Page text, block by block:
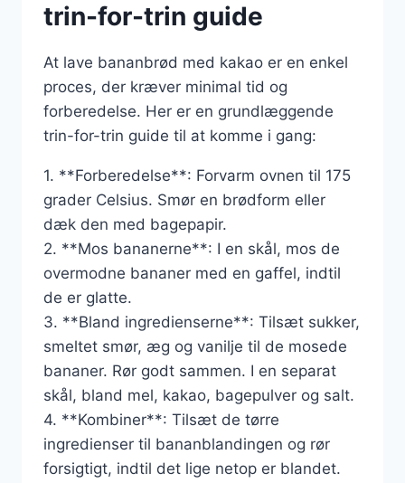
trin-for-trin guide
At lave bananbrød med kakao er en enkel
proces, der kræver minimal tid og
forberedelse. Her er en grundlæggende
trin-for-trin guide til at komme i gang:
1. **Forberedelse**: Forvarm ovnen til 175
grader Celsius. Smør en brødform eller
dæk den med bagepapir.
2. **Mos bananerne**: I en skål, mos de
overmodne bananer med en gaffel, indtil
de er glatte.
3. **Bland ingredienserne**: Tilsæt sukker,
smeltet smør, æg og vanilje til de mosede
bananer. Rør godt sammen. I en separat
skål, bland mel, kakao, bagepulver og salt.
4. **Kombiner**: Tilsæt de tørre
ingredienser til bananblandingen og rør
forsigtigt, indtil det lige netop er blandet.